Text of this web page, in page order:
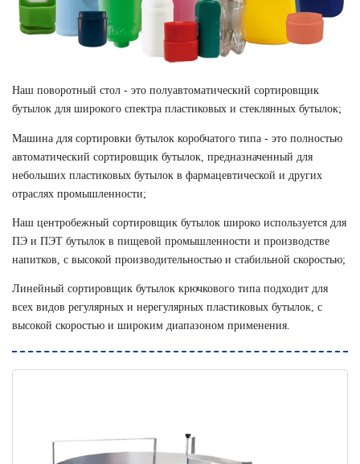
Наш поворотный стол - это полуавтоматический сортировщик
бутылок для широкого спектра пластиковых и стеклянных бутылок;
Машина для сортировки бутылок коробчатого типа - это полностью
автоматический сортировщик бутылок, предназначенный для
небольших пластиковых бутылок в фармацевтической и других
отраслях промышленности;
Наш центробежный сортировщик бутылок широко используется для
ПЭ и ПЭТ бутылок в пищевой промышленности и производстве
напитков, с высокой производительностью и стабильной скоростью;
Линейный сортировщик бутылок крючкового типа подходит для
всех видов регулярных и нерегулярных пластиковых бутылок, с
высокой скоростью и широким диапазоном применения.